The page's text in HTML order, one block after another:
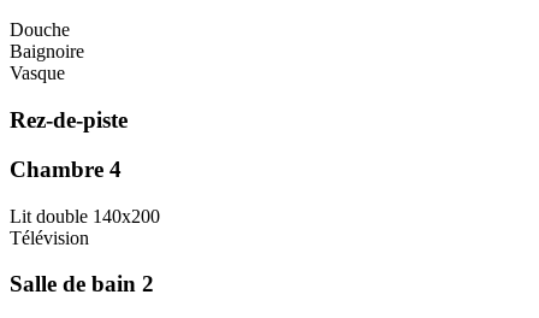
Douche
Baignoire
Vasque
Rez-de-piste
Chambre 4
Lit double 140x200
Télévision
Salle de bain 2